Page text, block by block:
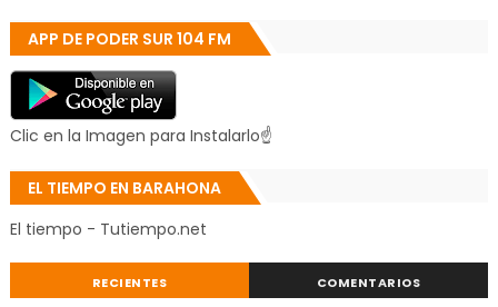
APP DE PODER SUR 104 FM
Clic en la Imagen para Instalarlo☝
EL TIEMPO EN BARAHONA
El tiempo - Tutiempo.net
RECIENTES COMENTARIOS